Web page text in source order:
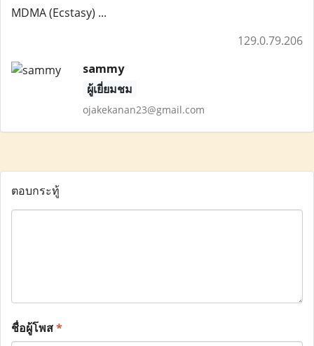
MDMA (Ecstasy) ...
129.0.79.206
sammy
ผู้เยี่ยมชม
ojakekanan23@gmail.com
ตอบกระทู้
ชื่อผู้โพส*